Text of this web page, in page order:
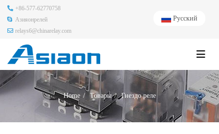
+86-577-62770758
Азияонрелей
relays6@chinarelay.com
Русский
Home Товары Гнездо реле